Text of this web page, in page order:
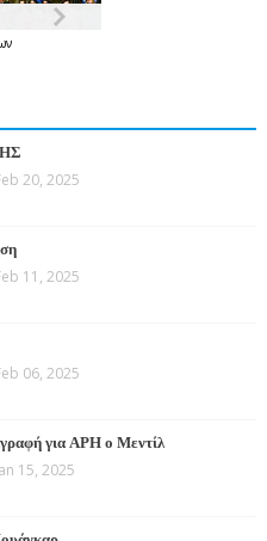
20, 2025
11, 2025
06, 2025
για ΑΡΗ ο Μεντίλ
15, 2025